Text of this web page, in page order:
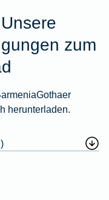
zum
herunterladen.